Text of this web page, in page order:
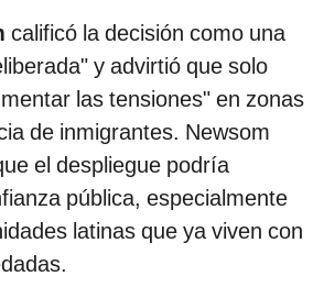
calificó la decisión como una
y advirtió que solo
las tensiones" en zonas
de inmigrantes. Newsom
el despliegue podría
pública, especialmente
latinas que ya viven con